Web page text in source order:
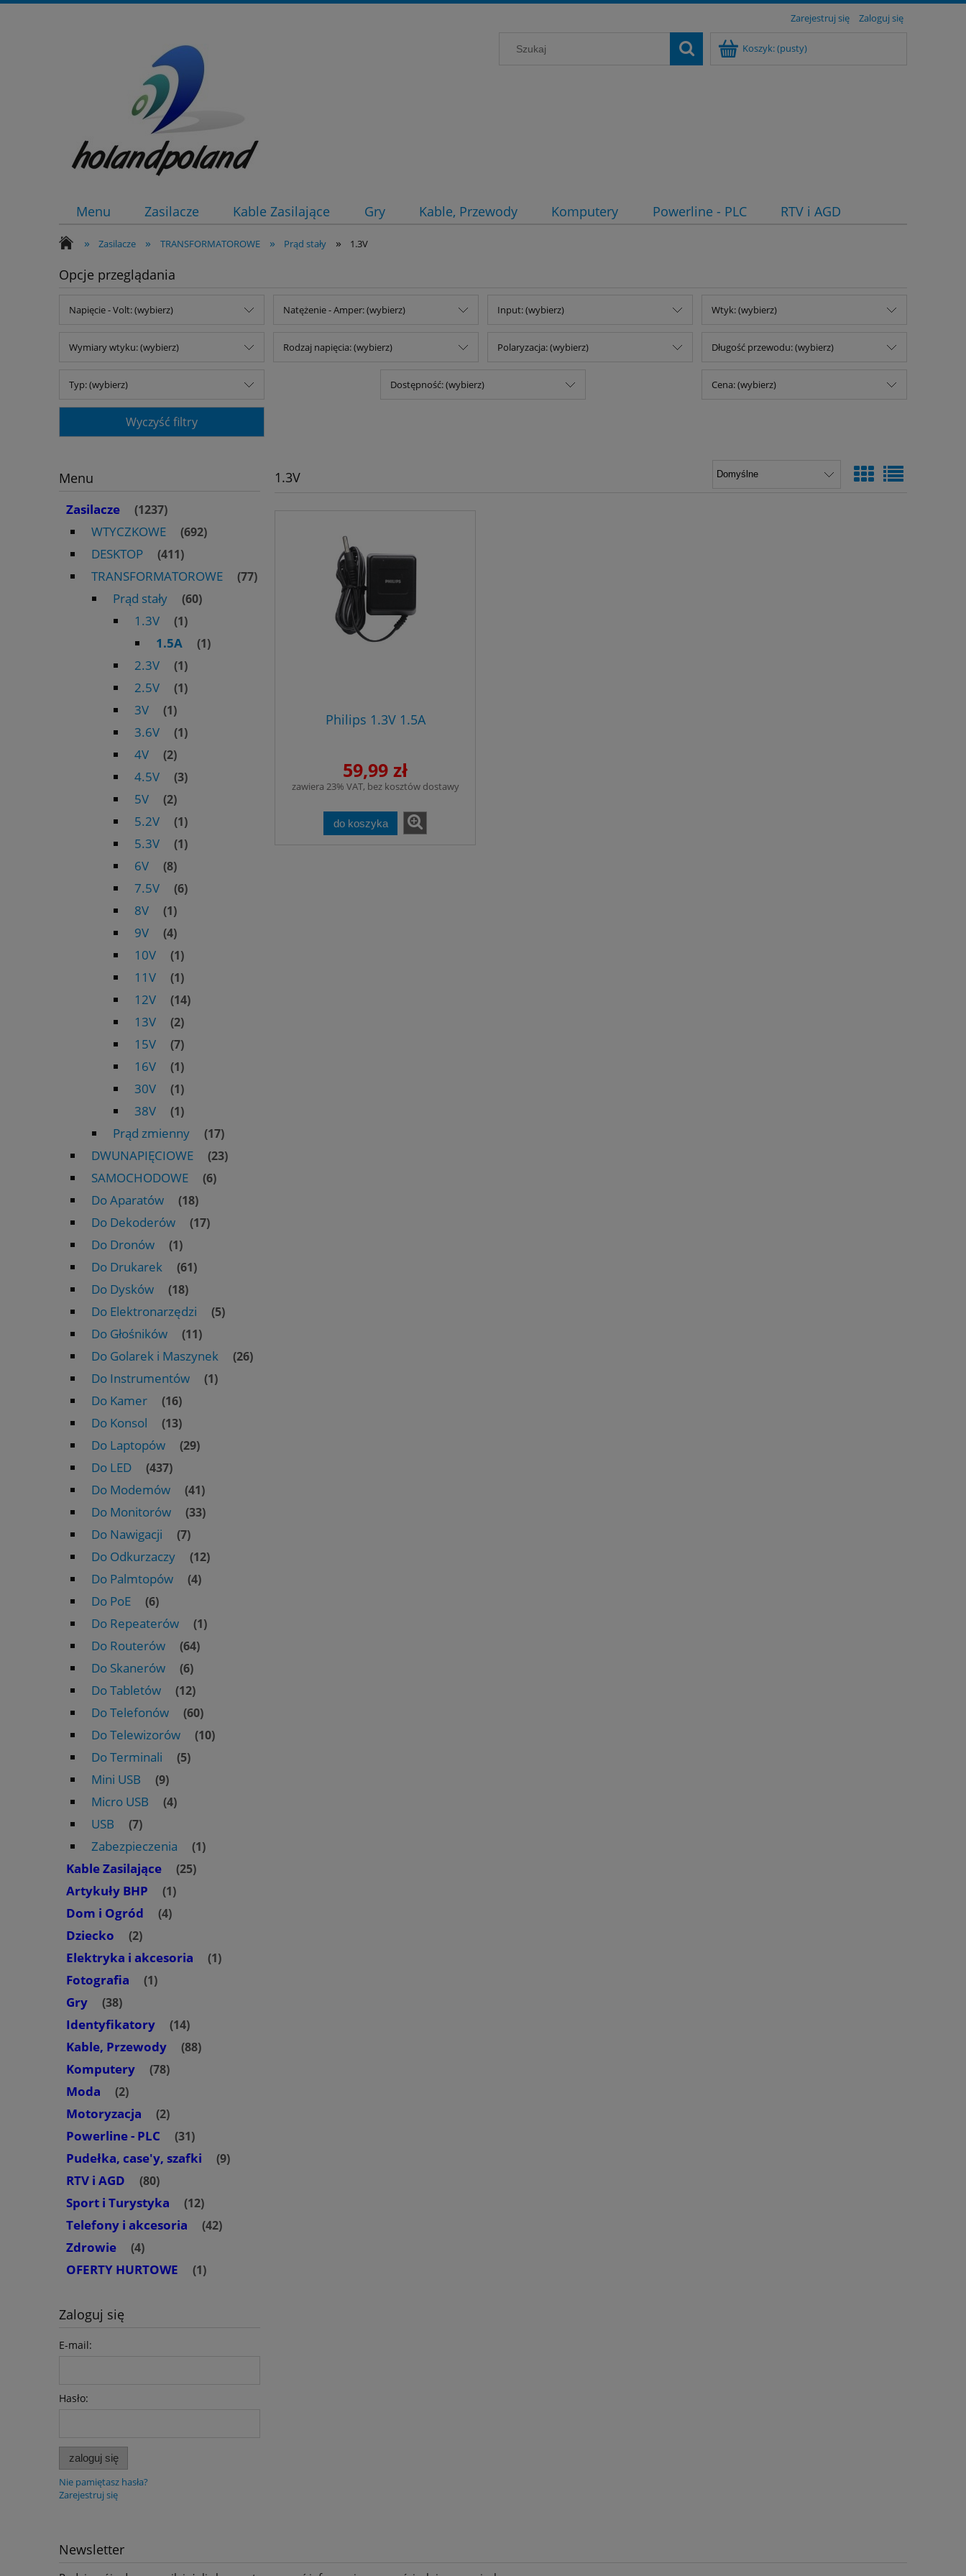
Zarejestruj się Zaloguj się
Koszyk:(pusty)
Menu Zasilacze Kable Zasilające Gry Kable, Przewody Komputery Powerline - PLC RTV i AGD
» Zasilacze » TRANSFORMATOROWE » Prąd stały » 1.3V
Opcje przeglądania
Napięcie - Volt: (wybierz) Natężenie - Amper: (wybierz) Input: (wybierz) Wtyk: (wybierz)
Wymiary wtyku: (wybierz) Rodzaj napięcia: (wybierz) Polaryzacja: (wybierz) Długość przewodu: (wybierz)
Typ: (wybierz) Dostępność: (wybierz) Cena: (wybierz)
Wyczyść filtry
Menu
Zasilacze
(1237)
WTYCZKOWE (692)
DESKTOP (411)
TRANSFORMATOROWE (77)
Prąd stały (60)
1.3V (1)
1.5A (1)
2.3V (1)
2.5V (1)
3V (1)
3.6V (1)
4V (2)
4.5V (3)
5V (2)
5.2V (1)
5.3V (1)
6V (8)
7.5V (6)
8V (1)
9V (4)
10V (1)
11V (1)
12V (14)
13V (2)
15V (7)
16V (1)
30V (1)
38V (1)
Prąd zmienny (17)
DWUNAPIĘCIOWE (23)
SAMOCHODOWE (6)
Do Aparatów (18)
Do Dekoderów (17)
Do Dronów (1)
Do Drukarek (61)
Do Dysków (18)
Do Elektronarzędzi (5)
Do Głośników (11)
Do Golarek i Maszynek (26)
Do Instrumentów (1)
Do Kamer (16)
Do Konsol (13)
Do Laptopów (29)
Do LED (437)
Do Modemów (41)
Do Monitorów (33)
Do Nawigacji (7)
Do Odkurzaczy (12)
Do Palmtopów (4)
Do PoE (6)
Do Repeaterów (1)
Do Routerów (64)
Do Skanerów (6)
Do Tabletów (12)
Do Telefonów (60)
Do Telewizorów (10)
Do Terminali (5)
Mini USB (9)
Micro USB (4)
USB (7)
Zabezpieczenia (1)
Kable Zasilające (25)
Artykuły BHP (1)
Dom i Ogród (4)
Dziecko (2)
Elektryka i akcesoria (1)
Fotografia (1)
Gry (38)
Identyfikatory (14)
Kable, Przewody (88)
Komputery (78)
Moda (2)
Motoryzacja (2)
Powerline - PLC (31)
Pudełka, case'y, szafki (9)
RTV i AGD (80)
Sport i Turystyka (12)
Telefony i akcesoria (42)
Zdrowie (4)
OFERTY HURTOWE (1)
Zaloguj się
E-mail:
Hasło:
zaloguj się
Nie pamiętasz hasła?
Zarejestruj się
1.3V
Philips 1.3V 1.5A
59,99 zł
zawiera 23% VAT, bez kosztów dostawy
do koszyka
Newsletter